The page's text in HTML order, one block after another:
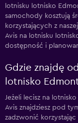
lotnisku lotnisko
samochody kosztują
korzystających z
Avis na lotnisku
dostępność i
Gdzie znajdę
lotnisko
Jeżeli lecisz na
Avis znajdziesz pod
zadzwonić